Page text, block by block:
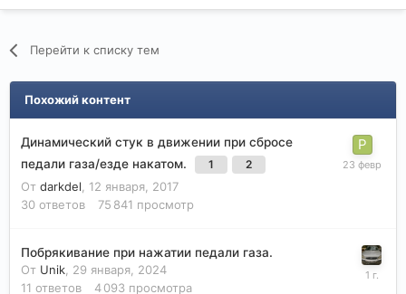
Перейти к списку тем
Похожий контент
Динамический стук в движении при сбросе
педали газа/езде накатом.
1 2
От darkdel
12 января, 2017
30 ответов 75 841 просмотр
Побрякивание при нажатии педали газа.
От Unik 29 января, 2024
11 ответов 4 093 просмотра